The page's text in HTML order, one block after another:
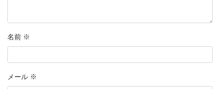
名前 ※
メール ※